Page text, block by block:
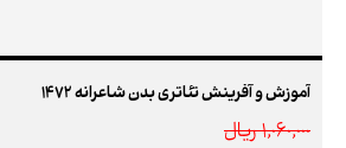
آموزش و آفرینش تئاتری بدن شاعرانه 1472
1,060,000 ريال